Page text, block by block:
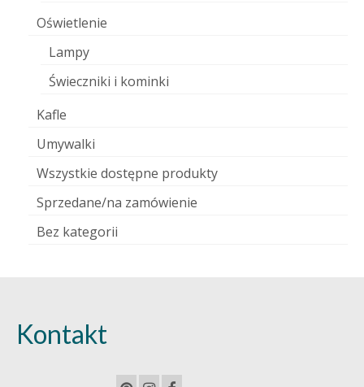
Oświetlenie
Lampy
Świeczniki i kominki
Kafle
Umywalki
Wszystkie dostępne produkty
Sprzedane/na zamówienie
Bez kategorii
Kontakt